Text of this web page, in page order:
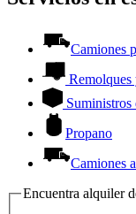
Camiones
Remolques
Suministros
Propano
Camiones
Encuentra alquiler